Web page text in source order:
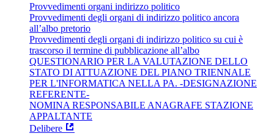
Provvedimenti organi indirizzo politico
Provvedimenti degli organi di indirizzo politico ancora
all’albo pretorio
Provvedimenti degli organi di indirizzo politico su cui è
trascorso il termine di pubblicazione all’albo
QUESTIONARIO PER LA VALUTAZIONE DELLO
STATO DI ATTUAZIONE DEL PIANO TRIENNALE
PER L'INFORMATICA NELLA PA. -DESIGNAZIONE
REFERENTE-
NOMINA RESPONSABILE ANAGRAFE STAZIONE
APPALTANTE
Delibere